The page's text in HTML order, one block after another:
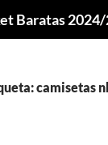
camisetas